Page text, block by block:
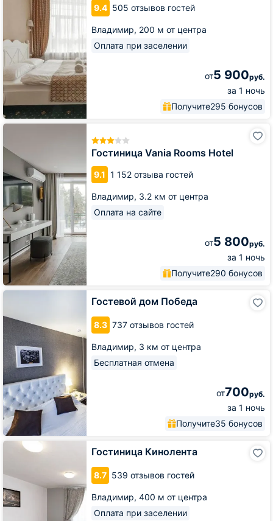
9.4 505 отзывов гостей
Владимир, 200 м от центра
Оплата при заселении
от5 900руб.
за 1 ночь
Получите295 бонусов
Гостиница Vania Rooms Hotel
9.1 1 152 отзыва гостей
Владимир, 3.2 км от центра
Оплата на сайте
от5 800руб.
за 1 ночь
Получите290 бонусов
Гостиница
Rooms
Гостевой дом Победа
8.3 737 отзывов гостей
Владимир, 3 км от центра
Бесплатная отмена
от700руб.
за 1 ночь
Получите35 бонусов
Гостевой
Победа
Гостиница Кинолента
8.7 539 отзывов гостей
Владимир, 400 м от центра
Оплата при заселении
Гостиница